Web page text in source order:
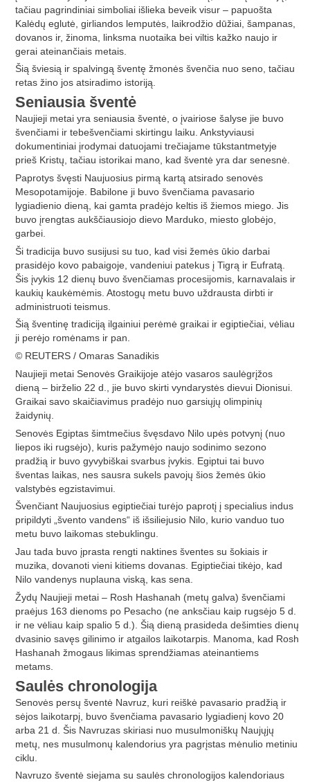
tačiau pagrindiniai simboliai išlieka beveik visur – papuošta
Kalėdų eglutė, girliandos lemputės, laikrodžio dūžiai, šampanas,
dovanos ir, žinoma, linksma nuotaika bei viltis kažko naujo ir
gerai ateinančiais metais.
Šią šviesią ir spalvingą šventę žmonės švenčia nuo seno, tačiau
retas žino jos atsiradimo istoriją.
Seniausia šventė
Naujieji metai yra seniausia šventė, o įvairiose šalyse jie buvo
švenčiami ir tebešvenčiami skirtingu laiku. Ankstyviausi
dokumentiniai įrodymai datuojami trečiajame tūkstantmetyje
prieš Kristų, tačiau istorikai mano, kad šventė yra dar senesnė.
Paprotys švęsti Naujuosius pirmą kartą atsirado senovės
Mesopotamijoje. Babilone ji buvo švenčiama pavasario
lygiadienio dieną, kai gamta pradėjo keltis iš žiemos miego. Jis
buvo įrengtas aukščiausiojo dievo Marduko, miesto globėjo,
garbei.
Ši tradicija buvo susijusi su tuo, kad visi žemės ūkio darbai
prasidėjo kovo pabaigoje, vandeniui patekus į Tigrą ir Eufratą.
Šis įvykis 12 dienų buvo švenčiamas procesijomis, karnavalais ir
kaukių kaukėmėmis. Atostogų metu buvo uždrausta dirbti ir
administruoti teismus.
Šią šventinę tradiciją ilgainiui perėmė graikai ir egiptiečiai, vėliau
ji perėjo romėnams ir pan.
© REUTERS / Omaras Sanadikis
Naujieji metai Senovės Graikijoje atėjo vasaros saulėgrįžos
dieną – birželio 22 d., jie buvo skirti vyndarystės dievui Dionisui.
Graikai savo skaičiavimus pradėjo nuo garsiųjų olimpinių
žaidynių.
Senovės Egiptas šimtmečius švęsdavo Nilo upės potvynį (nuo
liepos iki rugsėjo), kuris pažymėjo naujo sodinimo sezono
pradžią ir buvo gyvybiškai svarbus įvykis. Egiptui tai buvo
šventas laikas, nes sausra sukels pavojų šios žemės ūkio
valstybės egzistavimui.
Švenčiant Naujuosius egiptiečiai turėjo paprotį į specialius indus
pripildyti „švento vandens“ iš išsiliejusio Nilo, kurio vanduo tuo
metu buvo laikomas stebuklingu.
Jau tada buvo įprasta rengti naktines šventes su šokiais ir
muzika, dovanoti vieni kitiems dovanas. Egiptiečiai tikėjo, kad
Nilo vandenys nuplauna viską, kas sena.
Žydų Naujieji metai – Rosh Hashanah (metų galva) švenčiami
praėjus 163 dienoms po Pesacho (ne anksčiau kaip rugsėjo 5 d.
ir ne vėliau kaip spalio 5 d.). Šią dieną prasideda dešimties dienų
dvasinio savęs gilinimo ir atgailos laikotarpis. Manoma, kad Rosh
Hashanah žmogaus likimas sprendžiamas ateinantiems
metams.
Saulės chronologija
Senovės persų šventė Navruz, kuri reiškė pavasario pradžią ir
sėjos laikotarpį, buvo švenčiama pavasario lygiadienį kovo 20
arba 21 d. Šis Navruzas skiriasi nuo musulmoniškų Naujųjų
metų, nes musulmonų kalendorius yra pagrįstas mėnulio metiniu
ciklu.
Navruzo šventė siejama su saulės chronologijos kalendoriaus